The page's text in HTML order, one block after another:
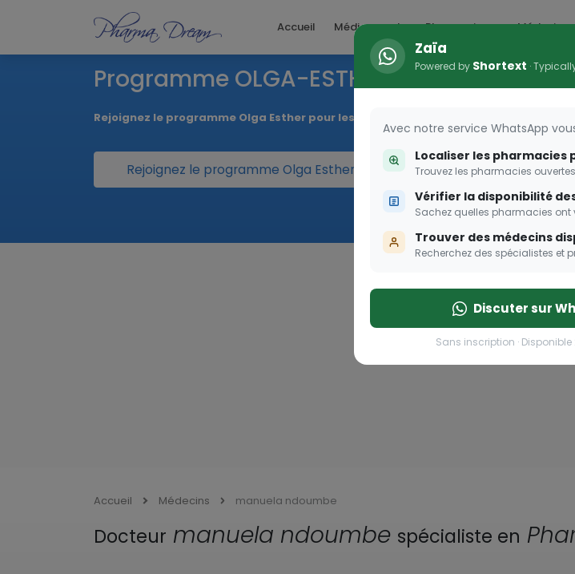
Accueil Médicaments Pharmacies Médecins
Programme OLGA-ESTHER
Rejoignez le programme Olga Esther pour les femmes enceintes
Rejoignez le programme Olga Esther pour les femmes enceintes
Accueil Médecins manuela ndoumbe
Docteur manuela ndoumbe spécialiste en
Zaïa
Powered by Shortext ·
Avec notre service WhatsApp
Localiser les pharmacies
Trouvez les pharmacies
Vérifier la disponibilité
Sachez quelles pharmacies
Trouver des médecins
Recherchez des spécialistes et
Discuter sur
Sans inscription ·